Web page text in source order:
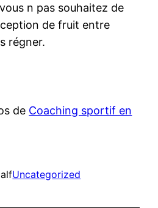
n pas souhaitez de
de fruit entre
régner.
de Coaching sportif en
Uncategorized